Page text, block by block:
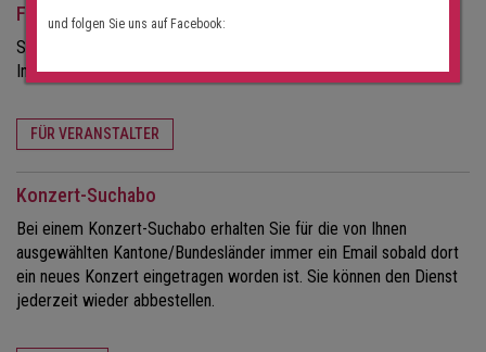
Für Veranstalter
Sie möchten mehr Besucher für Ihre Konzerte?
Informieren Sie sich über die Möglichkeiten dieses Portals.
FÜR VERANSTALTER
Konzert-Suchabo
Bei einem Konzert-Suchabo erhalten Sie für die von Ihnen
ausgewählten Kantone/Bundesländer immer ein Email sobald dort
ein neues Konzert eingetragen worden ist. Sie können den Dienst
jederzeit wieder abbestellen.
und folgen Sie uns auf Facebook: